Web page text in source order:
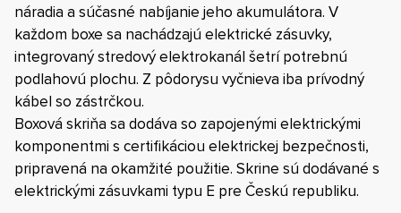
náradia a súčasné nabíjanie jeho akumulátora. V
každom boxe sa nachádzajú elektrické zásuvky,
integrovaný stredový elektrokanál šetrí potrebnú
podlahovú plochu. Z pôdorysu vyčnieva iba prívodný
kábel so zástrčkou.
Boxová skriňa sa dodáva so zapojenými elektrickými
komponentmi s certifikáciou elektrickej bezpečnosti,
pripravená na okamžité použitie. Skrine sú dodávané s
elektrickými zásuvkami typu E pre Českú republiku.